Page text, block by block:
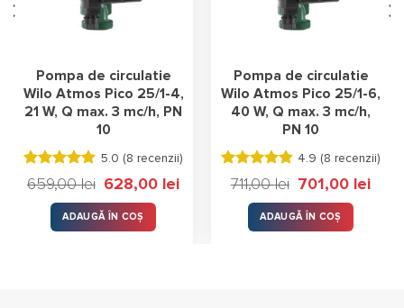
Pompa de circulatie
Wilo Atmos Pico 25/1-4,
21 W, Q max. 3 mc/h, PN
10
Evaluat la
5.00stele
din 5
5.0 (8 recenzii)
659,00lei
Prețul
a
fost:
659,00 lei.
628,00 leiPrețul
ADAUGĂ ÎN COȘ
Pompa de circulatie
Wilo Atmos Pico 25/1-6,
40 W, Q max. 3 mc/h,
PN 10
Evaluat la
4.88 stele
din 5
4.9 (8 recenzii)
711,00lei
Prețul
a
fost:
711,00 lei.
701,00 leiPrețul
ADAUGĂ ÎN COȘ